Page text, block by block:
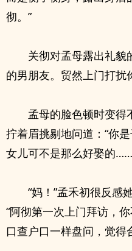
彻。”
关彻对孟母露出礼貌
的男朋友。贸然上门打扰
孟母的脸色顿时变得
拧着眉挑剔地问道：“你
女儿可不是那么好娶的
“妈！”孟禾初很反感
“阿彻第一次上门拜访，
口查户口一样盘问，觉得